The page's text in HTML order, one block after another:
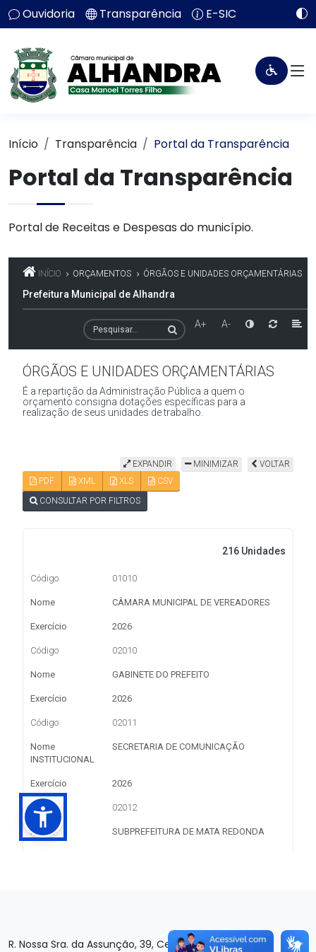
Ouvidoria Transparência E-SIC
Início Transparência Portal da Transparência
Portal da Transparência
Portal de Receitas e Despesas do município.
R. Nossa Sra. da Assunção, 39, Centro